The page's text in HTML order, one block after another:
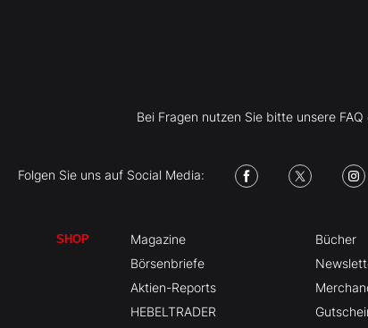
Bei Fragen nutzen Sie bitte unsere
Folgen Sie uns auf Social Media:
SHOP
Magazine
Börsenbriefe
Aktien-Reports
HEBELTRADER
Bücher